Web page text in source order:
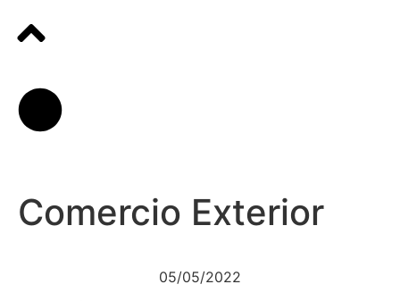
Comercio Exterior
05/05/2022